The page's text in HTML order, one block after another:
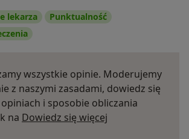
lekarza
Punktualność
wszystkie opinie. Moderujemy
z naszymi zasadami, dowiedz się
i sposobie obliczania
na Dowiedz się więcej